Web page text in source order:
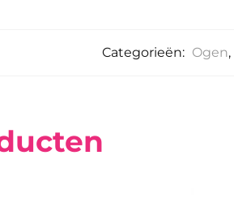
Categorieën: Ogen,